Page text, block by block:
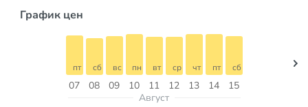
График цен
07
пт
08
сб
09
вс
10
пн
11
вт
12
ср
13
чт
14
пт
15
сб
Август